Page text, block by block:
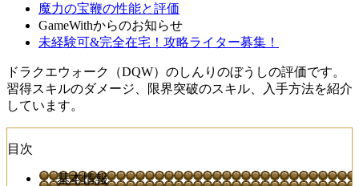
魔力の宝鞭の性能と評価
GameWithからのお知らせ
未経験可&完全在宅！攻略ライター募集！
ドラクエウォーク（DQW）のしんりのぼうしの評価です。
習得スキルのダメージ、限界突破のスキル、入手方法を紹介
しています。
目次
基本情報